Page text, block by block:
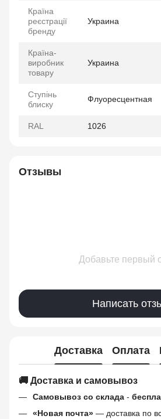
Країна
реєстрації
бренду
Украина
Країна-
виробник
товару
Украина
Ступінь
блиску
Флуоресцентная
RAL 1026
Отзывы
Добавьте первый
Написать
Доставка Оплата
🚚 Доставка и самовывоз
Самовывоз со склада -
«Новая почта» — доставка по